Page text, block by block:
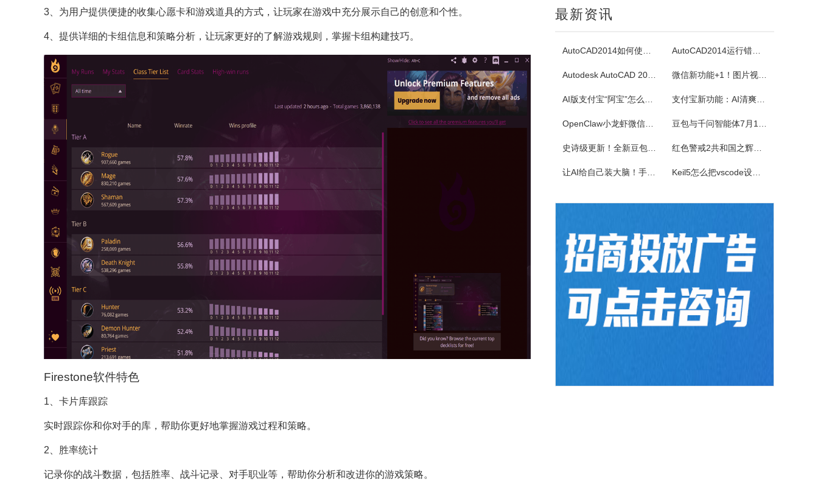
3、为用户提供便捷的收集心愿卡和游戏道具的方式，让玩家在游戏中充分展示自己的创意和个性。
4、提供详细的卡组信息和策略分析，让玩家更好的了解游戏规则，掌握卡组构建技巧。
Firestone软件特色
1、卡片库跟踪
实时跟踪你和你对手的库，帮助你更好地掌握游戏过程和策略。
2、胜率统计
记录你的战斗数据，包括胜率、战斗记录、对手职业等，帮助你分析和改进你的游戏策略。
《腾讯桌球》真人实时对战桌球手游，还原现实桌球玩法-8球、斯诺克、9球、血流玩法，简单流行的操作方式，绚丽的动画特效，配以真实的物理参数，精准的进球，激动人心的赛事。游戏设有1V1匹配、3人欢乐场、8人锦标赛、斯诺克、9球玩法、血流等玩法，玩家可以自由选择参与，并用自己精湛的技巧来获得丰厚的奖金。尖...
《超级台球大师》是一款能成为荣耀王者的桌球游戏，排位赛的玩法真的太！爽！啦！游戏还原了真实的8球和斯诺克玩法，简单易上手的操作方式，真实的物理反馈，配以炫酷的动画特效，加上激动人心的赛事。我们在线上为广大球友准备了一个丰富多彩的桌球竞技世界。
佳能Canon imageFORCE C5150 驱动
最新资讯
AutoCAD2014如何使用图案填充 AutoCAD2014运行错误怎么办
Autodesk AutoCAD 2014安装教程 微信新功能+1！图片视频合并功能来了
AI版支付宝“阿宝”怎么用？右滑切换方法与内测邀请码获取指南 支付宝新功能：AI清爽版“阿宝”公测！
OpenClaw小龙虾微信接入教程：服务器部署、API Key配置 豆包与千问智能体7月15日下线！附3步完整数据备份与导出教程
史诗级更新！全新豆包视频通话功能来了 红色警戒2共和国之辉快捷键
让AI给自己装大脑！手把手教你学会安装使用Agent Skill Keil5怎么把vscode设置外部编辑器